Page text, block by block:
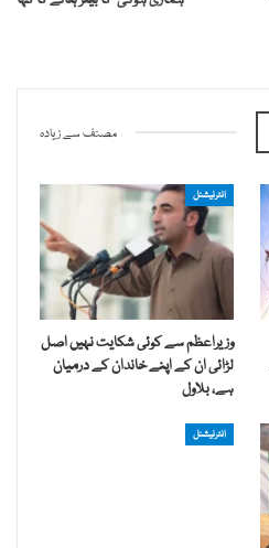
مصنف سے زیادہ
انٹرنیشنل
وزیراعظم سے کوئی شکایت نہیں اصل
لڑائی ان کے اپنے خاندان کے درمیان
ہے، بلاول
انٹرنیشنل